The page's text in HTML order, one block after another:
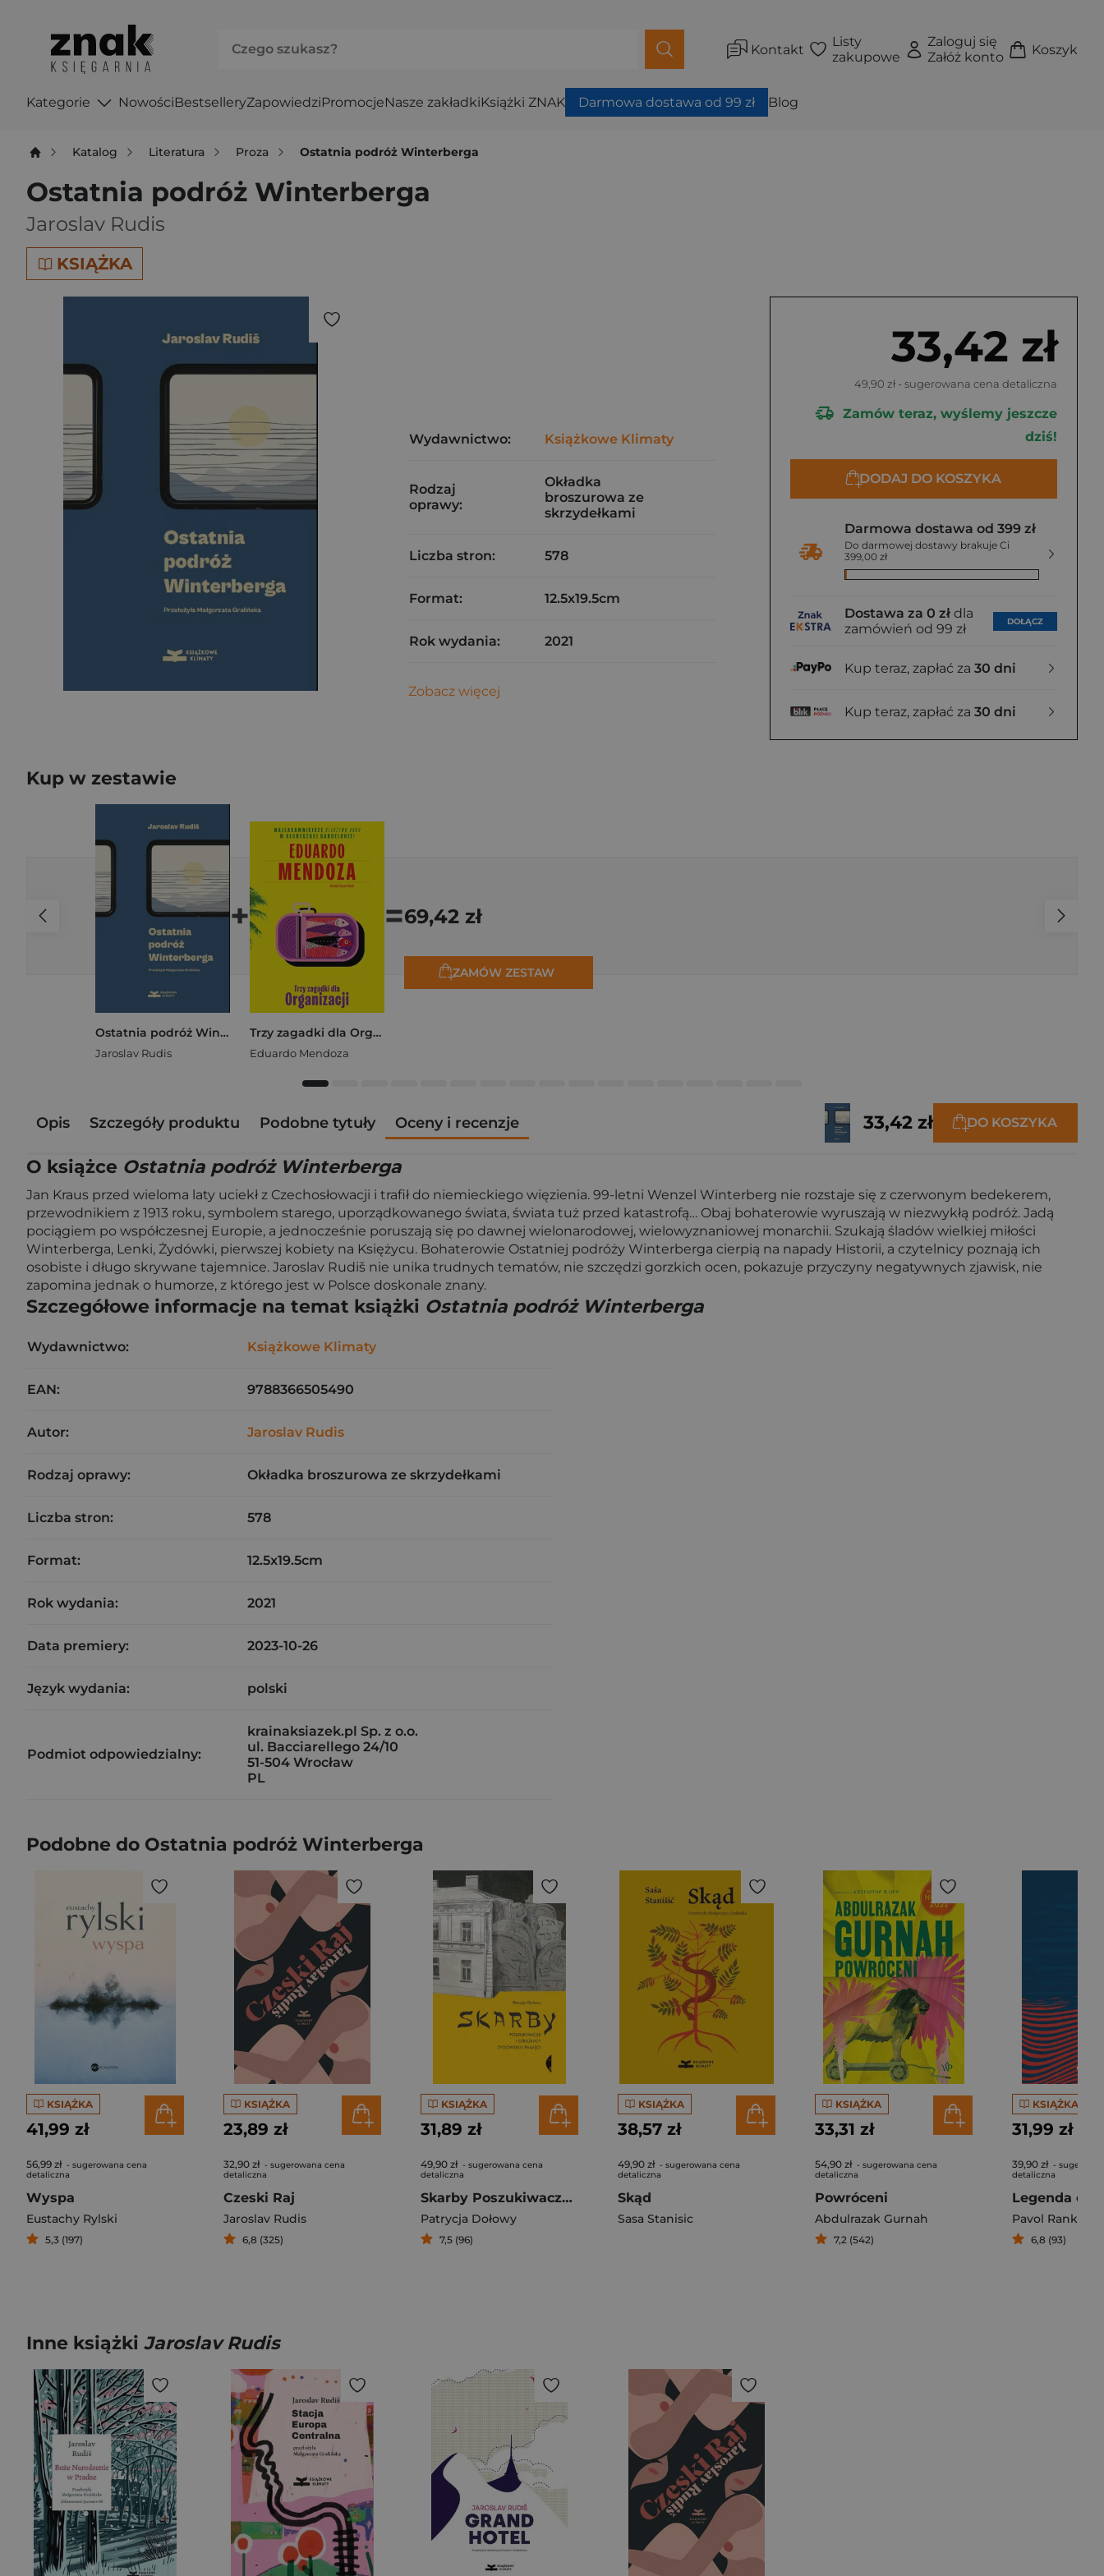
Kontakt
Listy
zakupowe
Zaloguj się
Załóż konto
Koszyk
Kategorie NowościBestselleryZapowiedziPromocjeNasze zakładkiKsiążki ZNAK Darmowa dostawa od 99 zł Blog
Katalog Literatura Proza Ostatnia podróż Winterberga
Ostatnia podróż Winterberga
Jaroslav Rudis
KSIĄŻKA
33,42 zł
49,90 zł - sugerowana cena detaliczna
Zamów teraz, wyślemy jeszcze
dziś!
DODAJ DO KOSZYKA
Darmowa dostawa od 399 zł
Do darmowej dostawy brakuje Ci
399,00 zł
Dostawa za 0 zł dla
zamówień od 99 zł
DOŁĄCZ
Kup teraz, zapłać za 30 dni
Kup teraz, zapłać za 30 dni
Wydawnictwo: Książkowe Klimaty
Rodzaj
oprawy:
Okładka
broszurowa ze
skrzydełkami
Liczba stron: 578
Format: 12.5x19.5cm
Rok wydania: 2021
Zobacz więcej
Kup w zestawie
Ostatnia podróż Winterberga
Jaroslav Rudis
+
Trzy zagadki dla Organizacji
Eduardo Mendoza
=69,42 zł
ZAMÓW ZESTAW
Opis Szczegóły produktu Podobne tytuły Oceny i recenzje 33,42 zł DO KOSZYKA
O książce Ostatnia podróż Winterberga
Jan Kraus przed wieloma laty uciekł z Czechosłowacji i trafił do niemieckiego więzienia. 99-letni Wenzel Winterberg nie rozstaje się z czerwonym bedekerem,
przewodnikiem z 1913 roku, symbolem starego, uporządkowanego świata, świata tuż przed katastrofą… Obaj bohaterowie wyruszają w niezwykłą podróż. Jadą
pociągiem po współczesnej Europie, a jednocześnie poruszają się po dawnej wielonarodowej, wielowyznaniowej monarchii. Szukają śladów wielkiej miłości
Winterberga, Lenki, Żydówki, pierwszej kobiety na Księżycu. Bohaterowie Ostatniej podróży Winterberga cierpią na napady Historii, a czytelnicy poznają ich
osobiste i długo skrywane tajemnice. Jaroslav Rudiš nie unika trudnych tematów, nie szczędzi gorzkich ocen, pokazuje przyczyny negatywnych zjawisk, nie
zapomina jednak o humorze, z którego jest w Polsce doskonale znany.
Szczegółowe informacje na temat książki Ostatnia podróż Winterberga
Wydawnictwo: Książkowe Klimaty
EAN: 9788366505490
Autor: Jaroslav Rudis
Rodzaj oprawy: Okładka broszurowa ze skrzydełkami
Liczba stron: 578
Format: 12.5x19.5cm
Rok wydania: 2021
Data premiery: 2023-10-26
Język wydania: polski
Podmiot odpowiedzialny:
krainaksiazek.pl Sp. z o.o.
ul. Bacciarellego 24/10
51-504 Wrocław
PL
Podobne do Ostatnia podróż Winterberga
KSIĄŻKA
41,99 zł
56,99 zł - sugerowana cena
detaliczna
Wyspa
Eustachy Rylski
5,3 (197)
KSIĄŻKA
23,89 zł
32,90 zł - sugerowana cena
detaliczna
Czeski Raj
Jaroslav Rudis
6,8 (325)
KSIĄŻKA
31,89 zł
49,90 zł - sugerowana cena
detaliczna
Skarby Poszukiwacze i strażnicy żydowskiej pamięci
Patrycja Dołowy
7,5 (96)
KSIĄŻKA
38,57 zł
49,90 zł - sugerowana cena
detaliczna
Skąd
Sasa Stanisic
KSIĄŻKA
33,31 zł
54,90 zł - sugerowana cena
detaliczna
Powróceni
Abdulrazak Gurnah
7,2 (542)
KSIĄŻKA
31,99 zł
39,90 zł -
detaliczna
Legenda o
Pavol Rankov
6,8 (93)
Inne książki Jaroslav Rudis